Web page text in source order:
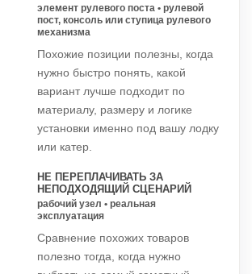
элемент рулевого поста • рулевой
пост, консоль или ступица рулевого
механизма
Похожие позиции полезны, когда
нужно быстро понять, какой
вариант лучше подходит по
материалу, размеру и логике
установки именно под вашу лодку
или катер.
НЕ ПЕРЕПЛАЧИВАТЬ ЗА
НЕПОДХОДЯЩИЙ СЦЕНАРИЙ
рабочий узел • реальная
эксплуатация
Сравнение похожих товаров
полезно тогда, когда нужно